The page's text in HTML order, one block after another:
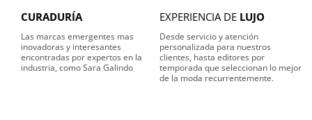
CURADURÍA
Las marcas emergentes mas
inovadoras y interesantes
encontradas por expertos en la
industria, como Sara Galindo
EXPERIENCIA DE LUJO
Desde servicio y atención
personalizada para nuestros
clientes, hasta editores por
temporada que seleccionan lo mejor
de la moda recurrentemente.